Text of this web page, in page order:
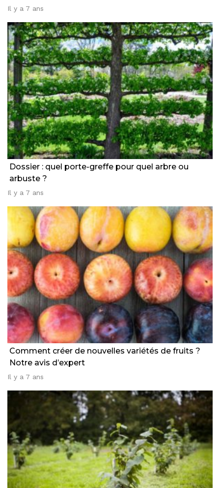
Il y a 7 ans
Dossier : quel porte-greffe pour quel arbre ou
arbuste ?
Il y a 7 ans
Comment créer de nouvelles variétés de fruits ?
Notre avis d’expert
Il y a 7 ans